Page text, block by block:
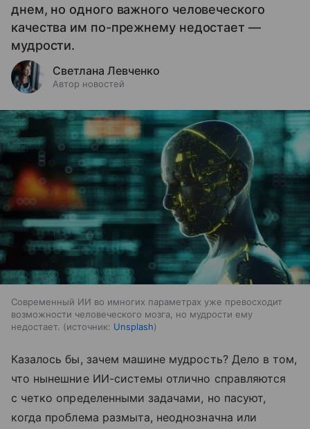
днем, но одного важного человеческого
качества им по-прежнему недостает —
мудрости.
Светлана Левченко
Автор новостей
Современный ИИ во имногих параметрах уже превосходит
возможности человеческого мозга, но мудрости ему
недостает.
источник: Unsplash
Казалось бы, зачем машине мудрость? Дело в том,
что нынешние ИИ-системы отлично справляются
с четко определенными задачами, но пасуют,
когда проблема размыта, неоднозначна или